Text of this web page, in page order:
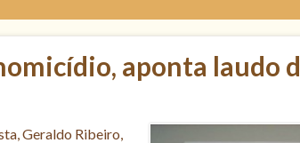
aponta laudo
Geraldo Ribeiro,